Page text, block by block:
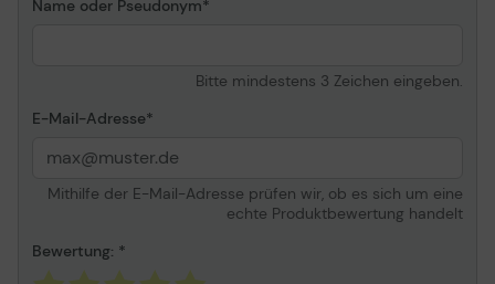
Name oder Pseudonym
Bitte mindestens 3 Zeichen eingeben.
E-Mail-Adresse
Mithilfe der E-Mail-Adresse prüfen wir, ob es sich um eine
echte Produktbewertung handelt
Bewertung: